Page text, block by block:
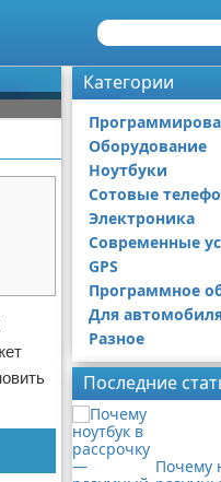
Категории
Оборудование
Ноутбуки
Сотовые
Электроника
Современные
GPS
Программное
Для
Разное
Последние
Почему